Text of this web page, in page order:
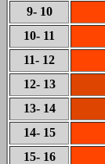
9- 10
10- 11
11- 12
12- 13
13- 14
14- 15
15- 16